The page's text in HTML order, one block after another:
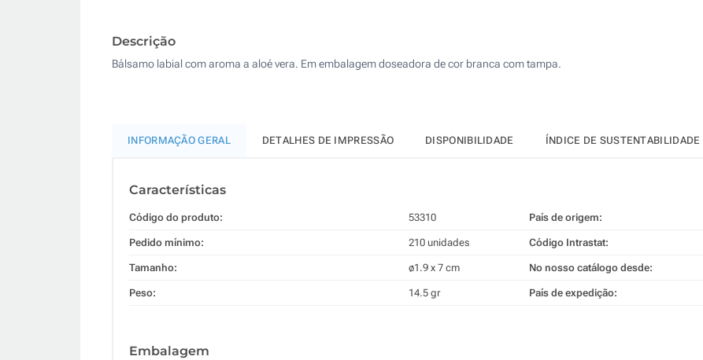
2100
Descrição
Bálsamo labial com aroma a aloé vera. Em embalagem doseadora de cor branca com tampa.
INFORMAÇÃO GERAL DETALHES DE IMPRESSÃO DISPONIBILIDADE ÍNDICE DE SUSTENTABILIDADE
Características
Código do produto: 53310
Pedido mínimo: 210 unidades
Tamanho: ø1.9 x 7 cm
Peso: 14.5 gr
País de origem:
Código Intrastat:
No nosso catálogo desde:
País de expedição:
Embalagem